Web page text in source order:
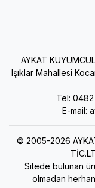
AYKAT
Işıklar Mahallesi
Tel:
E-mail:
© 2005-2026
Sitede bulunan
olmadan